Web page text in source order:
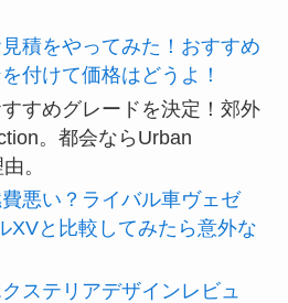
積をやってみた！おすすめ
付けて価格はどうよ！
すめグレードを決定！郊外
。都会ならUrban
。
悪い？ライバル車ヴェゼ
XVと比較してみたら意外な
ステリアデザインレビュ